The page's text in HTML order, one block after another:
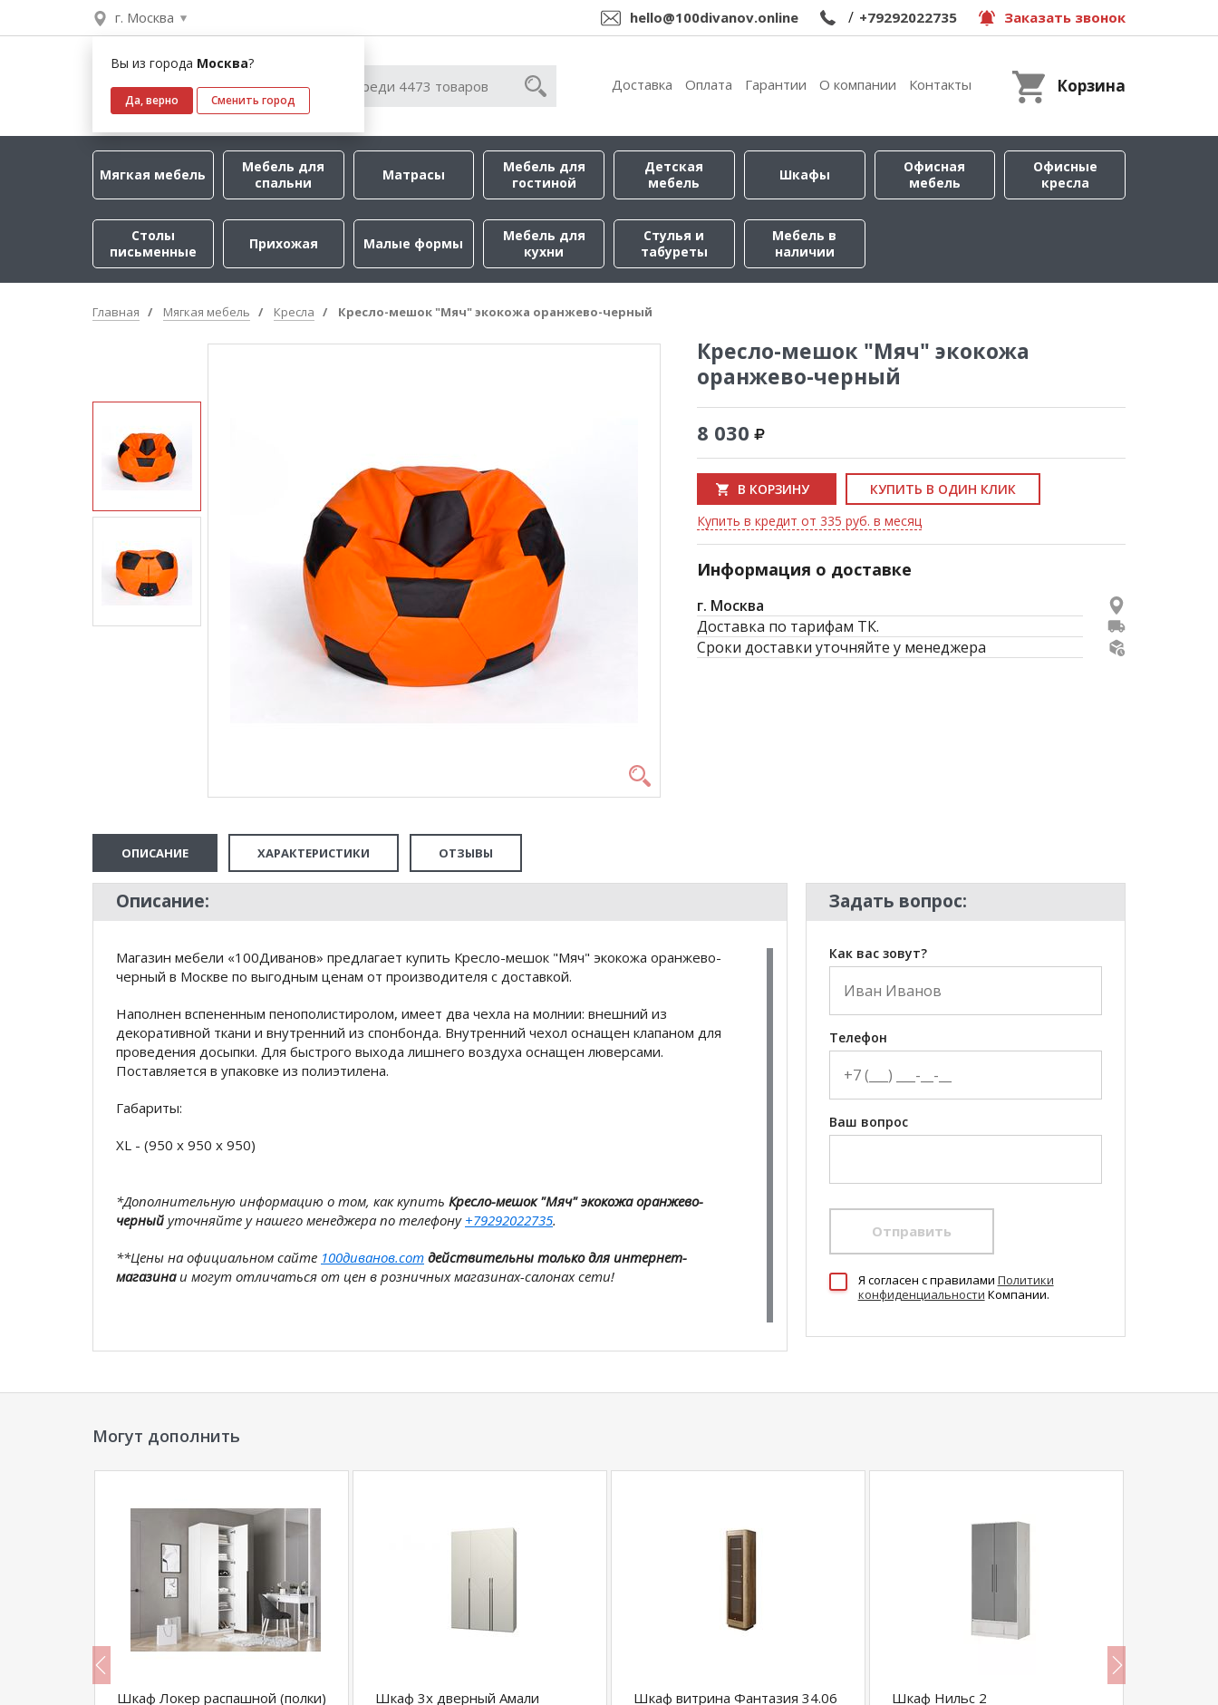
г. Москва
Вы из города Москва?
Да, верно Сменить город
hello@100divanov.online / +79292022735 Заказать звонок
Доставка Оплата Гарантии О компании Контакты Корзина
Мягкая мебель
Мебель для
спальни
Матрасы
Мебель для
гостиной
Детская
мебель
Шкафы
Офисная
мебель
Офисные
кресла
Столы
письменные
Прихожая Малые формы
Мебель для
кухни
Стулья и
табуреты
Мебель в
наличии
Главная Мягкая мебель Кресла Кресло-мешок "Мяч" экокожа оранжево-черный
Кресло-мешок "Мяч" экокожа
оранжево-черный
8 030
В КОРЗИНУ
КУПИТЬ В ОДИН КЛИК
Купить в кредит от 335 руб. в месяц
Информация о доставке
г. Москва
Доставка по тарифам ТК.
Сроки доставки уточняйте у менеджера
ОПИСАНИЕ ХАРАКТЕРИСТИКИ ОТЗЫВЫ
Описание:
Магазин мебели «100Диванов» предлагает купить Кресло-мешок "Мяч" экокожа оранжево-
черный в Москве по выгодным ценам от производителя с доставкой.
Наполнен вспененным пенополистиролом, имеет два чехла на молнии: внешний из
декоративной ткани и внутренний из спонбонда. Внутренний чехол оснащен клапаном для
проведения досыпки. Для быстрого выхода лишнего воздуха оснащен люверсами.
Поставляется в упаковке из полиэтилена.
Габариты:
XL - (950 х 950 х 950)
*Дополнительную информацию о том, как купить Кресло-мешок "Мяч" экокожа оранжево-
черный уточняйте у нашего менеджера по телефону +79292022735.
**Цены на официальном сайте 100диванов.com действительны только для интернет-
магазинаи могут отличаться от цен в розничных магазинах-салонах сети!
Задать вопрос:
Как вас зовут?
Телефон
Ваш вопрос
Отправить
Я согласен c правилами Политики
конфиденциальности Компании.
Могут дополнить
Шкаф Локер распашной (полки) Шкаф 3х дверный Амали Шкаф витрина Фантазия 34.06 Шкаф Нильс 2